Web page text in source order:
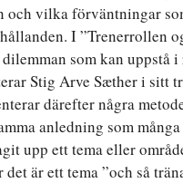
och vilka förväntningar
I ”Trenerrollen
som kan uppstå
Stig Arve Sæther i sitt
därefter några
anledning som
upp ett tema eller
är ett tema ”och så